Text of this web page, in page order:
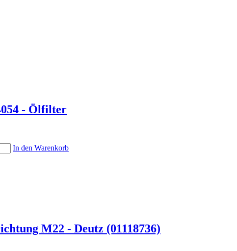
- Ölfilter
In den Warenkorb
M22 - Deutz (01118736)